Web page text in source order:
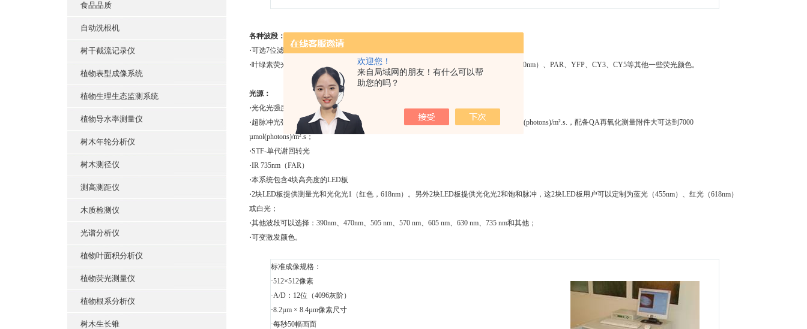
欢迎您！
来自局域网的朋友！有什么可以帮
助您的吗？
食品品质
自动洗根机
树干截流记录仪
植物表型成像系统
植物生理生态监测系统
植物导水率测量仪
树木年轮分析仪
树木测径仪
测高测距仪
木质检测仪
光谱分析仪
植物叶面积分析仪
植物荧光测量仪
植物根系分析仪
树木生长锥
各种波段：
·可选7位滤光轮；
·叶绿素荧光（高通695nm，低通780nm）、GFP（高通495nm，低通660nm，带通505/560nm）、PAR、YFP、CY3、CY5等其他一些荧光颜色。
光源：
·光化光强度大可达到3000 µmol(photons)/m².s.；
·超脉冲光强度标准版本大可达到3000 µmol(photons)/m².s.，定制产品大可达到5000 µmol(photons)/m².s.，配备QA再氧化测量附件大可达到7000
µmol(photons)/m².s；
·STF-单代谢回转光
·IR 735nm（FAR）
·本系统包含4块高亮度的LED板
·2块LED板提供测量光和光化光1（红色，618nm）。另外2块LED板提供光化光2和饱和脉冲，这2块LED板用户可以定制为蓝光（455nm）、红光（618nm）
或白光；
·其他波段可以选择：390nm、470nm、505 nm、570 nm、605 nm、630 nm、735 nm和其他；
·可变激发颜色。
标准成像规格：
·512×512像素
·A/D：12位（4096灰阶）
·8.2µm × 8.4µm像素尺寸
·每秒50幅画面